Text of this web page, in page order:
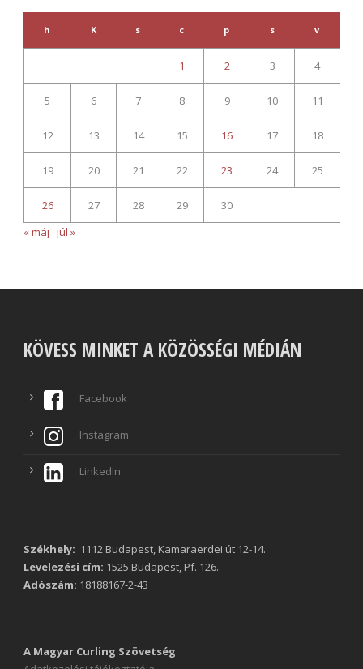
h K s c p s v
1 2 3 4
5 6 7 8 9 10 11
12 13 14 15 16 17 18
19 20 21 22 23 24 25
26 27 28 29
30
« máj júl »
KÖVESS MINKET A KÖZÖSSÉGI MÉDIÁN
Facebook
Instagram
LinkedIn
Székhely: 1112 Budapest, Kamaraerdei út 12-14.
Levelezési cím: 1525 Budapest, Pf. 126.
Adószám: 18188167-2-43
A Magyar Curling Szövetség